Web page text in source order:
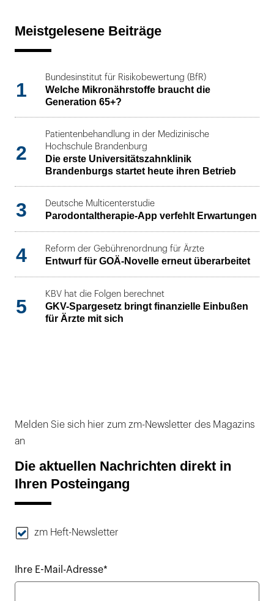
Meistgelesene Beiträge
1
Bundesinstitut für Risikobewertung (BfR)
Welche Mikronährstoffe braucht die
Generation 65+?
2
Patientenbehandlung in der Medizinische
Hochschule Brandenburg
Die erste Universitätszahnklinik
Brandenburgs startet heute ihren Betrieb
3 Deutsche Multicenterstudie
Parodontaltherapie-App verfehlt Erwartungen
4 Reform der Gebührenordnung für Ärzte
Entwurf für GOÄ-Novelle erneut überarbeitet
5
KBV hat die Folgen berechnet
GKV-Spargesetz bringt finanzielle Einbußen
für Ärzte mit sich
Melden Sie sich hier zum zm-Newsletter des Magazins
an
Die aktuellen Nachrichten direkt in
Ihren Posteingang
zm Heft-Newsletter
Ihre E-Mail-Adresse*